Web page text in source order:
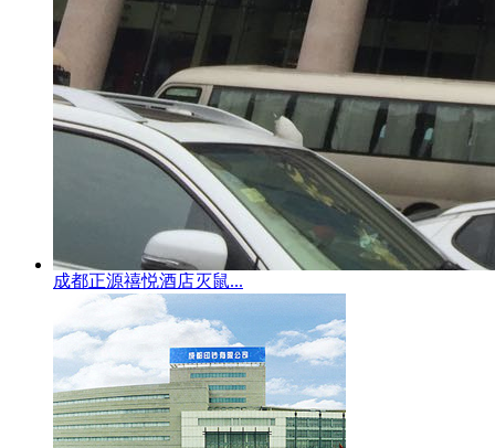
成都正源禧悦酒店灭鼠...